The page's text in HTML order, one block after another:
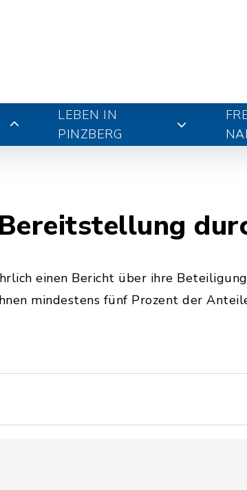
LEBEN IN
PINZBERG
einen Bericht über ihre
mindestens fünf Prozent der